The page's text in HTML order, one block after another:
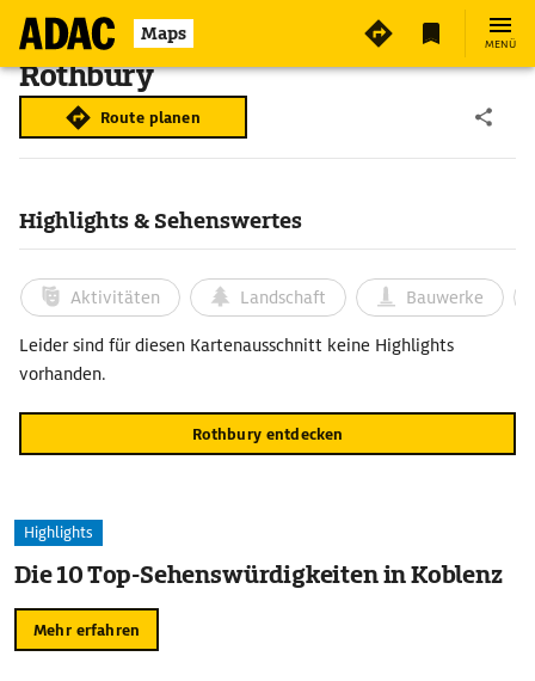
Maps MENÜ
Rothbury
Route planen
Highlights & Sehenswertes
Aktivitäten Landschaft Bauwerke
Leider sind für diesen Kartenausschnitt keine Highlights
vorhanden.
Rothbury entdecken
Highlights
Die 10 Top-Sehenswürdigkeiten in Koblenz
Mehr erfahren